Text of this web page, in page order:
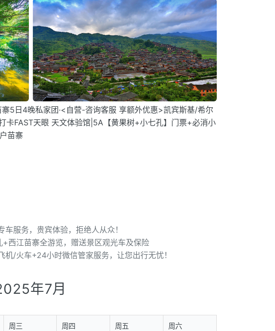
5日4晚私家团·<自营-咨询客服 享额外优惠>凯宾斯基/希尔
卡FAST天眼 天文体验馆|5A【黄果树+小七孔】门票+必消小
苗寨
服务，贵宾体验，拒绝人从众！
西江苗寨全游览，赠送景区观光车及保险
/火车+24小时微信管家服务，让您出行无忧！
年7月
周三 周四 周五 周六